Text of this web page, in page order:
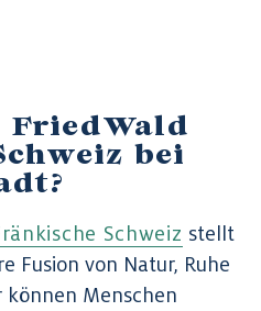
FriedWald
bei
Schweiz stellt
Fusion von Natur, Ruhe
können Menschen